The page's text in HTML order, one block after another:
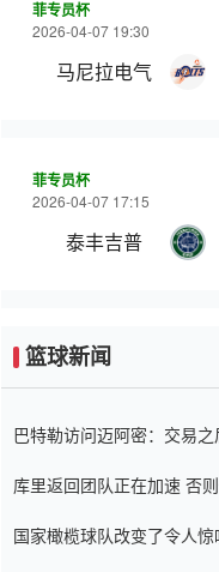
菲专员杯
2026-04-07 19:30
马尼拉电气
菲专员杯
2026-04-07 17:15
泰丰吉普
篮球新闻
巴特勒访问迈阿密：交易
库里返回团队正在加速 否
国家橄榄球队改变了令人